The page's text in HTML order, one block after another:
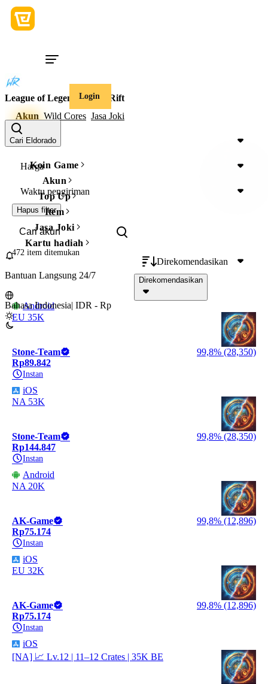
Login
Cari Eldorado
Koin Game
Akun
Top Up
Item
Jasa Joki
Kartu hadiah
Bantuan Langsung 24/7
Bahasa Indonesia| IDR - Rp
League of Legends: Wild Rift
Akun Wild Cores Jasa Joki
Device
Harga
Waktu pengiriman
Hapus filter
Direkomendasikan
Direkomendasikan
472 item ditemukan
Android
EU 35K
Stone-Team
99,8% (28,350)
Rp89.842
Instan
iOS
NA 53K
Stone-Team
99,8% (28,350)
Rp144.847
Instan
Android
NA 20K
AK-Game
99,8% (12,896)
Rp75.174
Instan
iOS
EU 32K
AK-Game
99,8% (12,896)
Rp75.174
Instan
iOS
[NA] 📈 Lv.12 | 11–12 Crates | 35K BE